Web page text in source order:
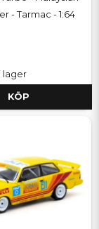
- Tarmac - 1:64
lager
KÖP